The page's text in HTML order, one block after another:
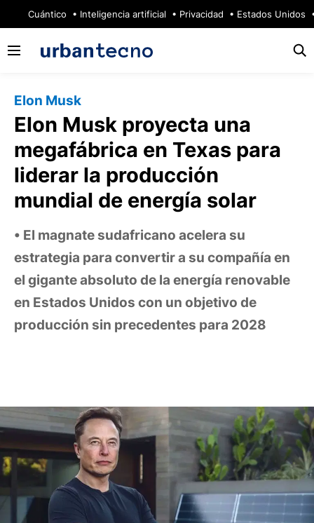
Cuántico Inteligencia artificial Privacidad Estados Unidos
Elon Musk
Elon Musk proyecta una
megafábrica en Texas para
liderar la producción
mundial de energía solar
El magnate sudafricano acelera su
estrategia para convertir a su compañía en
el gigante absoluto de la energía renovable
en Estados Unidos con un objetivo de
producción sin precedentes para 2028